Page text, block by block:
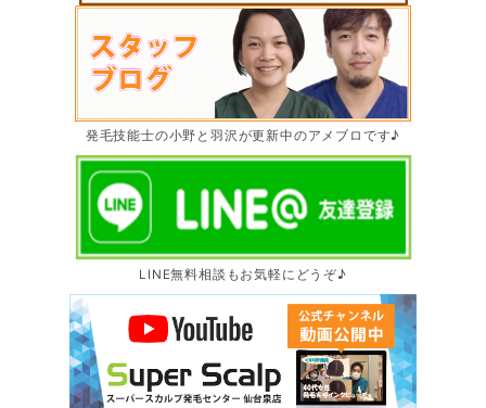
発毛技能士の小野と羽沢が更新中のアメブロです♪
LINE無料相談もお気軽にどうぞ♪